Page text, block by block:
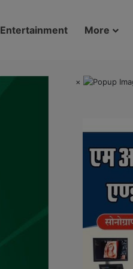
Entertainment More
×